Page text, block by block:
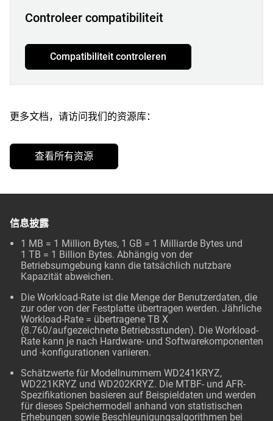
Controleer compatibiliteit
Compatibiliteit controleren
更多文档，请访问我们的资源库：
查看所有资源
信息披露
1 MB = 1 Million Bytes, 1 GB = 1 Milliarde Bytes und
1 TB = 1 Billion Bytes. Abhängig von der
Betriebsumgebung kann die tatsächlich nutzbare
Kapazität abweichen.
Die Workload-Rate ist die Menge der Benutzerdaten, die
zur oder von der Festplatte übertragen werden. Jährliche
Workload-Rate = übertragene TB X
(8.760/aufgezeichnete Betriebsstunden). Die Workload-
Rate kann je nach Hardware- und Softwarekomponenten
und -konfigurationen variieren.
Schätzwerte für Modellnummern WD241KRYZ,
WD221KRYZ und WD202KRYZ. Die MTBF- und AFR-
Spezifikationen basieren auf Beispieldaten und werden
für dieses Speichermodell anhand von statistischen
Erhebungen sowie Beschleunigungsalgorithmen bei